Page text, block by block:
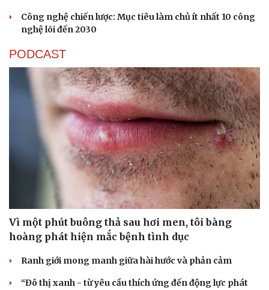
Công nghệ chiến lược: Mục tiêu làm chủ ít nhất 10 công
nghệ lõi đến 2030
PODCAST
Vì một phút buông thả sau hơi men, tôi bàng
hoàng phát hiện mắc bệnh tình dục
Ranh giới mong manh giữa hài hước và phản cảm
“Đô thị xanh - từ yêu cầu thích ứng đến động lực phát